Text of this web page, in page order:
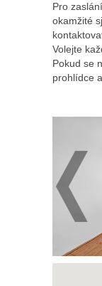
Pro
okamžité
Volejte
Pokud se
prohlídce